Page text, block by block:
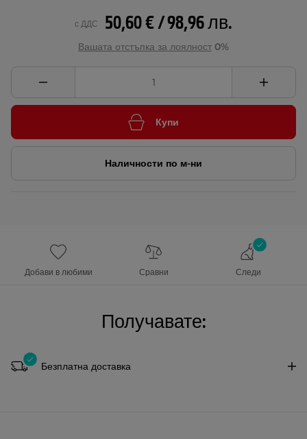
50,60 € / 98,96 лв.
с ДДС
Вашата отстъпка за лоялност 0%
Купи
Наличности по м-ни
Добави в любими Сравни Следи
Получавате:
Безплатна доставка